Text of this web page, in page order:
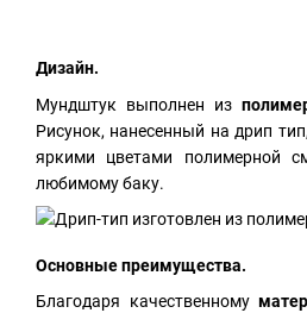
Дизайн.
Мундштук выполнен из
Рисунок, нанесенный на дрип
яркими цветами полимерной
любимому баку.
Основные преимущества.
Благодаря качественному